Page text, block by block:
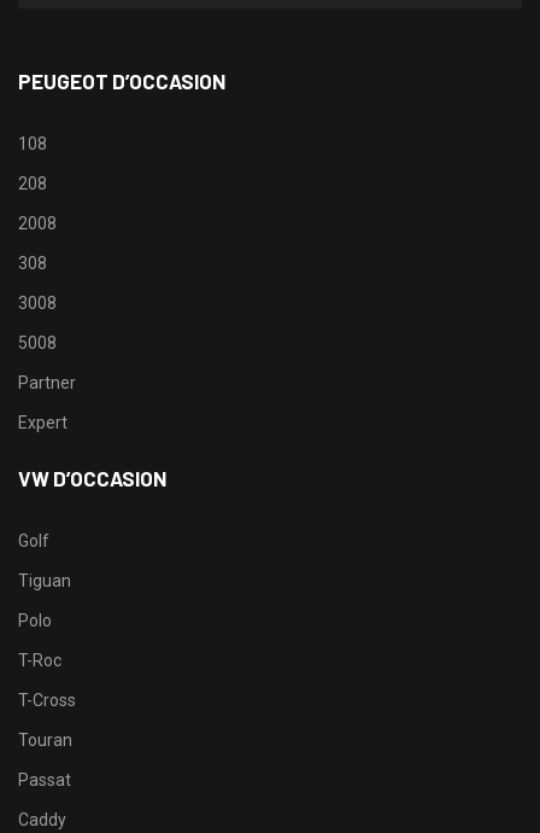
PEUGEOT D’OCCASION
108
208
2008
308
3008
5008
Partner
Expert
VW D’OCCASION
Golf
Tiguan
Polo
T-Roc
T-Cross
Touran
Passat
Caddy